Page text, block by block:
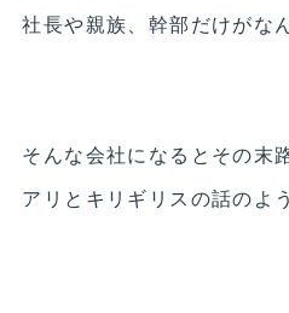
社長や親族、幹部だけがな
そんな会社になるとその末
アリとキリギリスの話のよ